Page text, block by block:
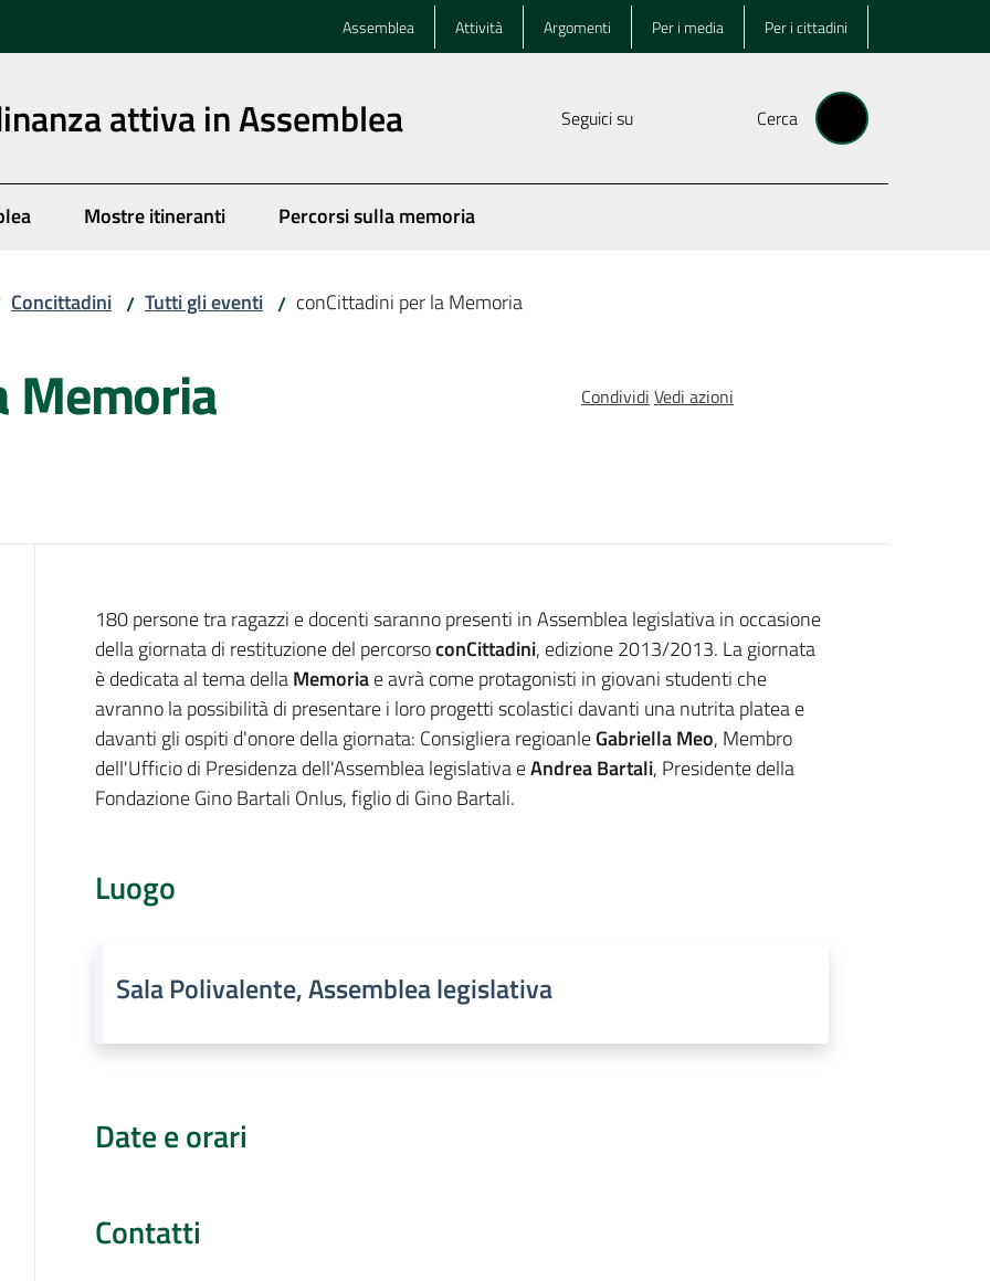
Assemblea Attività Argomenti Per i media Per i cittadini
attiva in Assemblea Seguici su Cerca
Mostre itineranti Percorsi sulla memoria
Concittadini / Tutti gli eventi / conCittadini per la Memoria
Memoria Condividi Vedi azioni
Cos'è
180 persone tra ragazzi e docenti saranno presenti in Assemblea legislativa in occasione
della giornata di restituzione del percorsoconCittadini, edizione 2013/2013. La giornata
è dedicata al tema dellaMemoriae avrà come protagonisti in giovani studenti che
avranno la possibilità di presentare i loro progetti scolastici davanti una nutrita platea e
davanti gli ospiti d'onore della giornata: Consigliera regioanleGabriella Meo, Membro
dell'Ufficio di Presidenza dell'Assemblea legislativa eAndrea Bartali, Presidente della
Fondazione Gino Bartali Onlus, figlio di Gino Bartali.
Luogo
Sala Polivalente, Assemblea legislativa
Date e orari
Contatti